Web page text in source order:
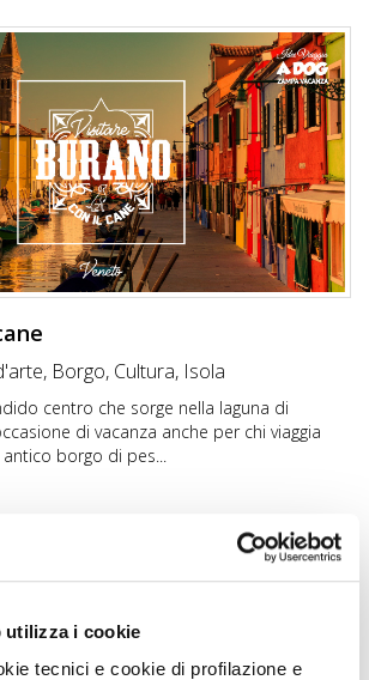
utilizza i cookie
tecnici e cookie di profilazione e
, Borgo, Cultura, Isola
centro che sorge nella laguna di
di vacanza anche per chi viaggia
borgo di pes...